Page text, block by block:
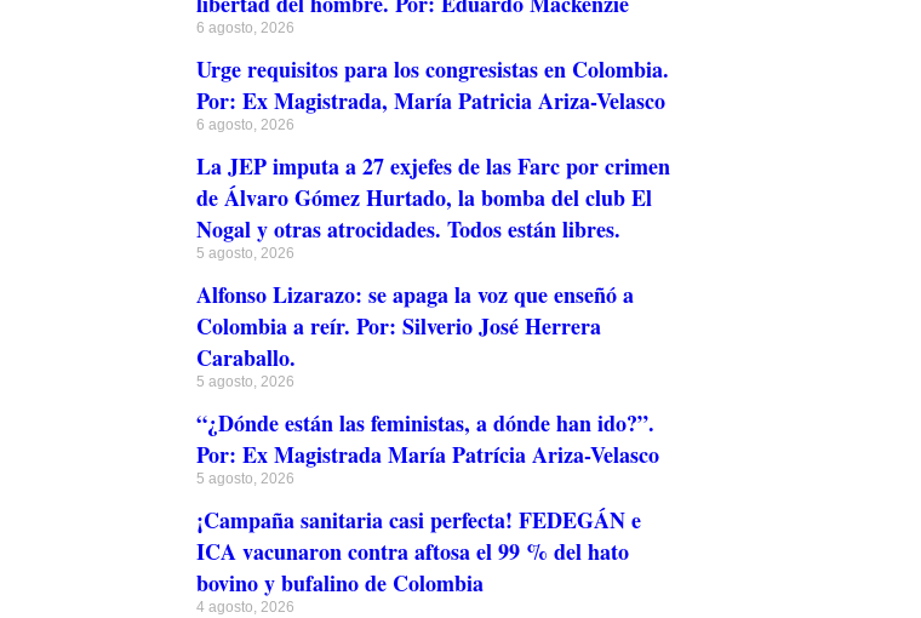
6 agosto, 2026
Urge requisitos para los congresistas en Colombia.
Por: Ex Magistrada, María Patricia Ariza-Velasco
6 agosto, 2026
La JEP imputa a 27 exjefes de las Farc por crimen
de Álvaro Gómez Hurtado, la bomba del club El
Nogal y otras atrocidades. Todos están libres.
5 agosto, 2026
Alfonso Lizarazo: se apaga la voz que enseñó a
Colombia a reír. Por: Silverio José Herrera
Caraballo.
5 agosto, 2026
“¿Dónde están las feministas, a dónde han ido?”.
Por: Ex Magistrada María Patrícia Ariza-Velasco
5 agosto, 2026
¡Campaña sanitaria casi perfecta! FEDEGÁN e
ICA vacunaron contra aftosa el 99 % del hato
bovino y bufalino de Colombia
4 agosto, 2026